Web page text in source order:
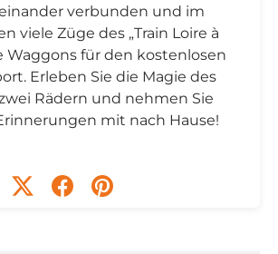
verbunden und im
viele Züge des „Train Loire à
Waggons für den kostenlosen
Erleben Sie die Magie des
Rädern und nehmen Sie
mit nach Hause!